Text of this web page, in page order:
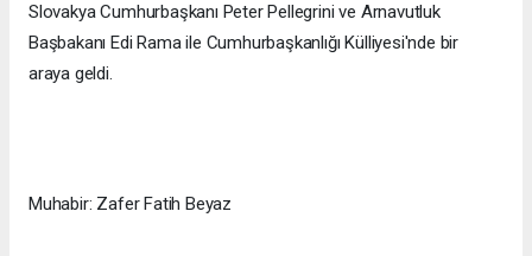
Slovakya Cumhurbaşkanı Peter Pellegrini ve Arnavutluk
Başbakanı Edi Rama ile Cumhurbaşkanlığı Külliyesi'nde bir
araya geldi.
Muhabir: Zafer Fatih Beyaz